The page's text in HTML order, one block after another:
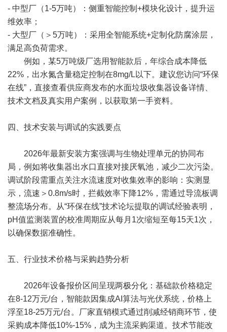
- 中型厂（1-5万吨）：侧重智能控制+模块化设计，提升运
维效率；
- 大型厂（＞5万吨）：采用全智能系统+定制化防腐涂层，
满足高负荷需求。
例如，某5万吨级厂选用智能款后，年综合成本降低
22%，出水氮含量稳定控制在8mg/L以下。建议您访问“环保
在线”，直接查看供应商发布的水面垃圾收集器设备详情、
技术文档及真实用户案例，以获取第一手资料。
四、技术安装与调试的实践要点
2026年最新安装方案强调与生物处理单元的协同布
局，例如将收集器出水口直接对接厌氧池，减少二次污染。
调试阶段需重点关注水流速度对收集效率的影响：实测显
示，流速＞0.8m/s时，拦截效率下降12%，需通过导流板调
整流场分布。从“环保在线”技术论坛提取的调试经验表明，
pH值监测装置的校准周期应从每月1次缩短至每15天1次，
以确保数据准确性。
五、行业技术价格与采购趋势分析
2026年设备报价区间呈现两极分化：基础款价格稳定
在8-12万元/台，智能款因集成AI算法与光伏系统，价格上
浮至18-25万元/台。厂家直销模式通过削减经销商环节，使
采购成本降低10%-15%，成为主流采购渠道。技术节能改